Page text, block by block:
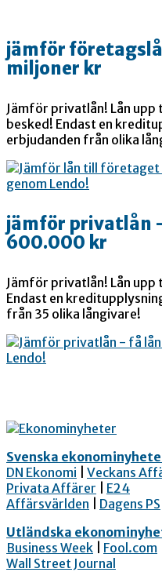
jämför
miljoner kr
Jämför privatlån! Lån upp
besked! Endast en
erbjudanden från olika
jämför privatlån
600.000 kr
Jämför privatlån! Lån
Endast en
från 35 olika långivare!
Svenska
DN Ekonomi
Veckans
Privata Affärer
E24
Affärsvärlden
Dagens PS
Utländska
Business Week
Fool.com
Wall Street Journal